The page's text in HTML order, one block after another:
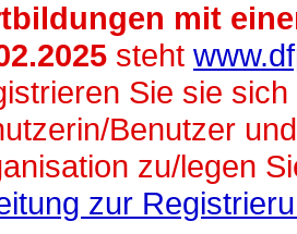
mit
steht
Sie sie
Benutzer
zu/legen
zur